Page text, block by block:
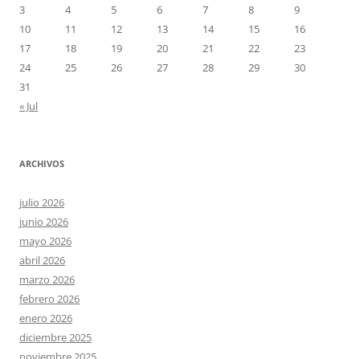
3
4 5 6 7 8
9
10
11 12 13 14 15
16
17
18 19 20 21 22
23
24
25 26 27 28 29
30
31
« Jul
ARCHIVOS
julio 2026
junio 2026
mayo 2026
abril 2026
marzo 2026
febrero 2026
enero 2026
diciembre 2025